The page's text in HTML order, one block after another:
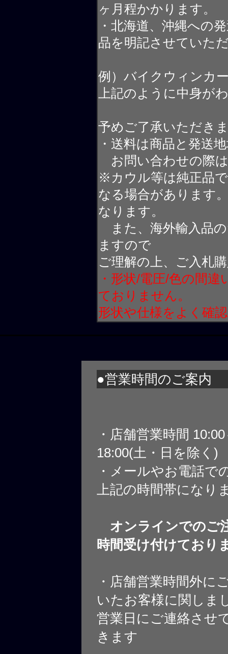
ヶ月程かかります。
・北海道、沖縄への
品を明記させていた
例）バイクウィンカ
上記のように中身が
予めご了承いただき
・送料は商品と発送
お問い合わせの際
※カウル等は純正品
なる場合があります
なります。
また、海外輸入品
ますので
ご理解の上、ご入札
・形状/電圧/色の間
ておりません。
形状や仕様をよく確
●営業時間のご案内
・店舗営業時間
18:00(土・日を除く)
・メールやお電話で
上記の時間帯になり
オンラインでのご
時間受け付けており
・店舗営業時間外に
いたお客様に関しま
営業日にご連絡させ
きます